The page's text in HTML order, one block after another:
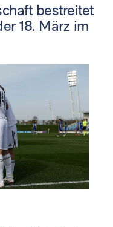
bestreitet
18. März im